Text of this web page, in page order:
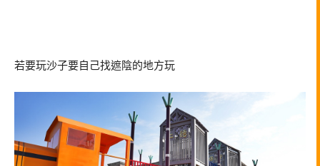
若要玩沙子要自己找遮陰的地方玩